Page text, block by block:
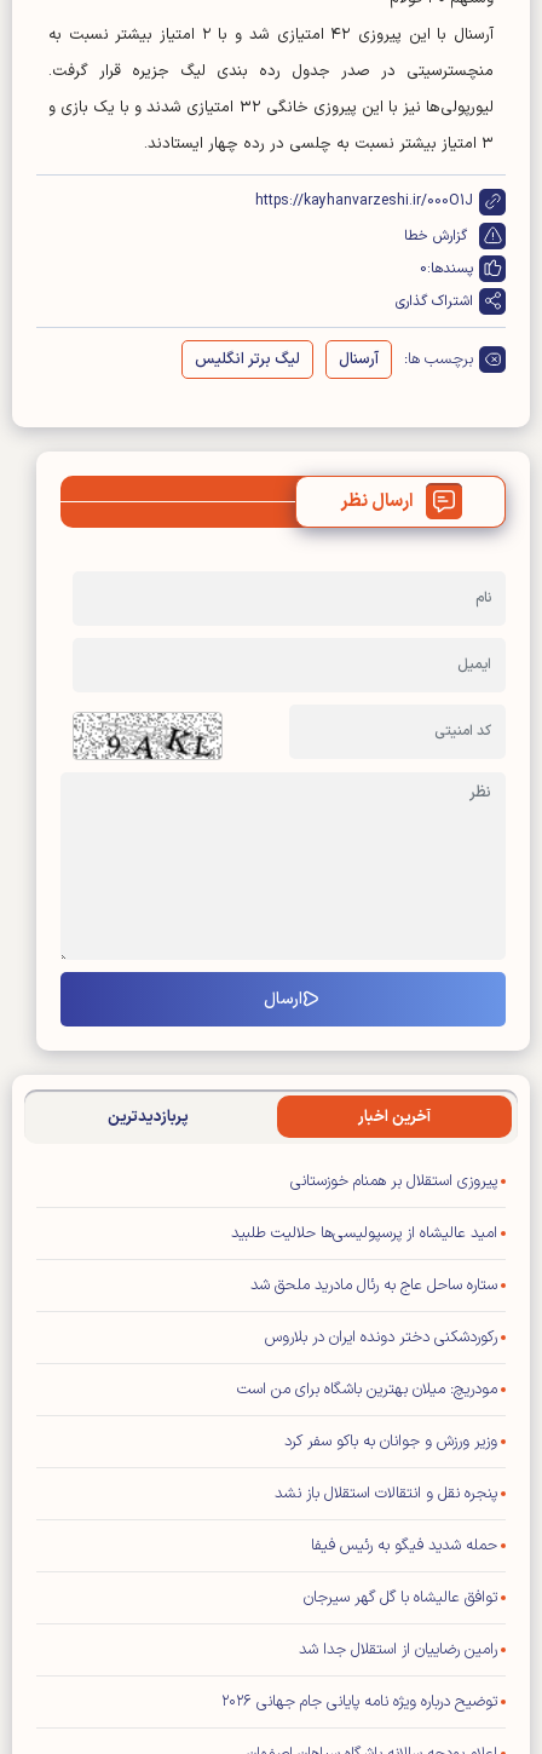
آرسنال با این پیروزی ۴۲ امتیازی شد و با ۲ امتیاز بیشتر نسبت به
منچسترسیتی در صدر جدول رده بندی لیگ جزیره قرار گرفت.
لیورپولی‌ها نیز با این پیروزی خانگی ۳۲ امتیازی شدند و با یک بازی و
۳ امتیاز بیشتر نسبت به چلسی در رده چهار ایستادند.
https://kayhanvarzeshi.ir/000O1J
گزارش خطا
پسندها:0
اشتراک گذاری
برچسب ها: آرسنال لیگ برتر انگلیس
ارسال نظر
آخرین اخبار پربازدیدترین
پیروزی استقلال بر همنام خوزستانی
امید عالیشاه از پرسپولیسی‌ها حلالیت طلبید
ستاره ساحل عاج به رئال مادرید ملحق شد
رکوردشکنی دختر دونده ایران در بلاروس
مودریچ: میلان بهترین باشگاه برای من است
وزیر ورزش و جوانان به باکو سفر کرد
پنجره نقل و انتقالات استقلال باز نشد
حمله شدید فیگو به رئیس فیفا
توافق عالیشاه با گل گهر سیرجان
رامین رضاییان از استقلال جدا شد
توضیح درباره ویژه نامه پایانی جام جهانی ۲۰۲۶